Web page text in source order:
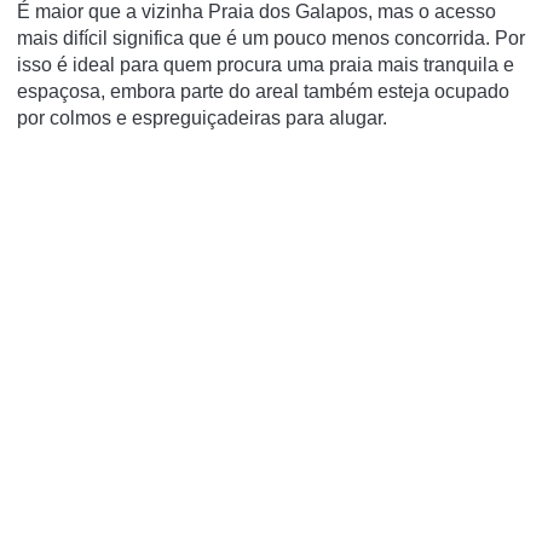
É maior que a vizinha Praia dos Galapos, mas o acesso
mais difícil significa que é um pouco menos concorrida. Por
isso é ideal para quem procura uma praia mais tranquila e
espaçosa, embora parte do areal também esteja ocupado
por colmos e espreguiçadeiras para alugar.